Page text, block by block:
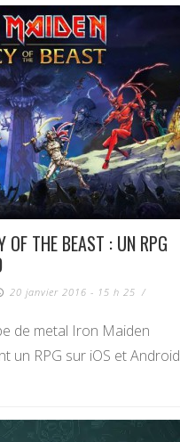
OF THE BEAST : UN RPG
20 janvier 2016 - 15 h 25 /
de metal Iron Maiden
un RPG sur iOS et Android